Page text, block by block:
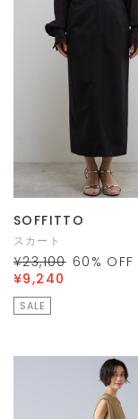
SOFFITTO
スカート
¥23,100 60 % OFF
¥9,240
SALE